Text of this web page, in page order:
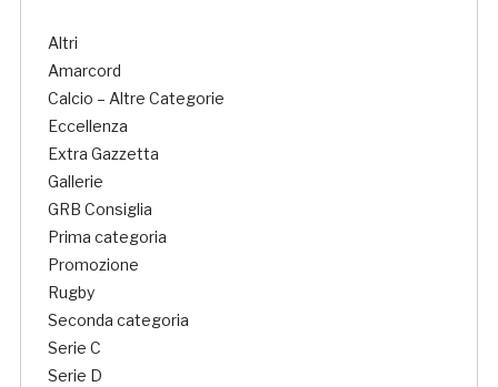
Altri
Amarcord
Calcio – Altre Categorie
Eccellenza
Extra Gazzetta
Gallerie
GRB Consiglia
Prima categoria
Promozione
Rugby
Seconda categoria
Serie C
Serie D